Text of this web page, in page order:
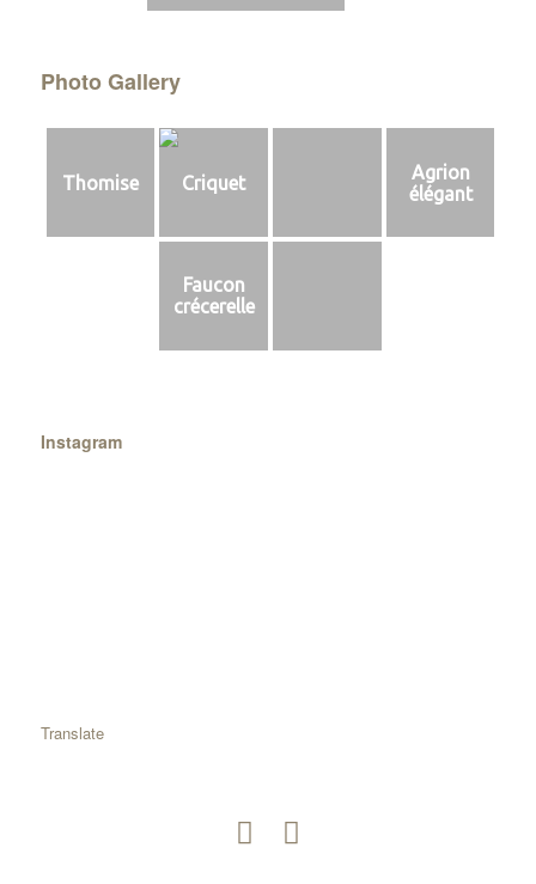
Photo Gallery
Thomise Criquet
Agrion
élégant
Faucon
crécerelle
Instagram
Translate